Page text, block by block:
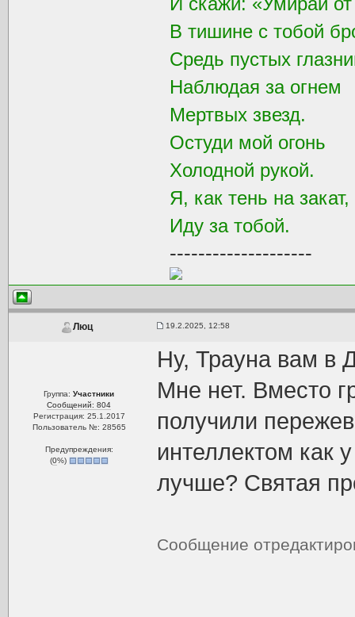
В тишине с тобой
Средь пустых
Наблюдая за огнем
Мертвых звезд.
Остуди мой огонь
Холодной рукой.
Я, как тень на закат,
Иду за тобой.
--------------------
Люц 19.2.2025, 12:58
Группа:Участники
Сообщений: 804
Регистрация: 25.1.2017
Пользователь №: 28565
Предупреждения:
(0%)
Ну, Трауна вам в
Мне нет. Вместо
получили
интеллектом как
лучше? Святая
Сообщение